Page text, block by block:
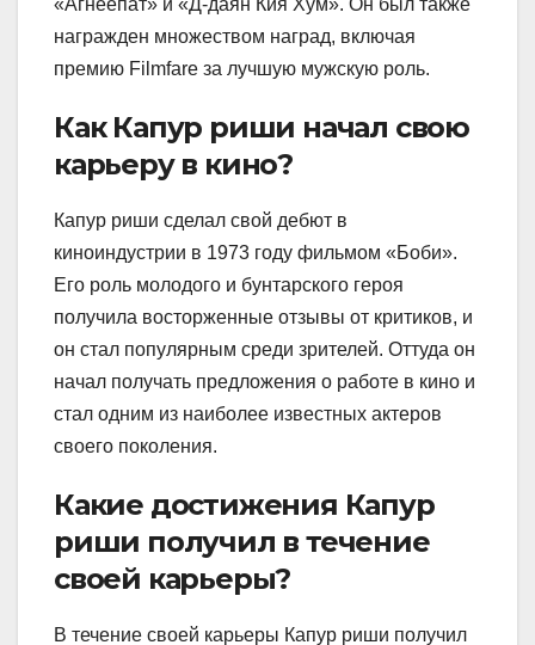
«Агнеепат» и «Д-даян Кия Хум». Он был также
награжден множеством наград, включая
премию Filmfare за лучшую мужскую роль.
Как Капур риши начал свою
карьеру в кино?
Капур риши сделал свой дебют в
киноиндустрии в 1973 году фильмом «Боби».
Его роль молодого и бунтарского героя
получила восторженные отзывы от критиков, и
он стал популярным среди зрителей. Оттуда он
начал получать предложения о работе в кино и
стал одним из наиболее известных актеров
своего поколения.
Какие достижения Капур
риши получил в течение
своей карьеры?
В течение своей карьеры Капур риши получил